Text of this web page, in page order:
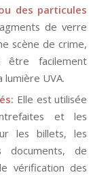
des particules
de verre
scène de crime,
être facilement
UVA.
Elle est utilisée
et les
les billets, les
documents, de
vérification des